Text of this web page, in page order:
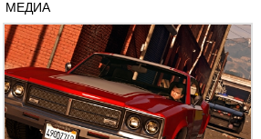
МЕДИА